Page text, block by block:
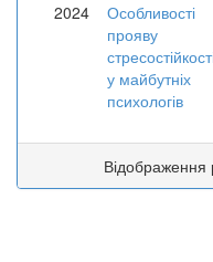
2024
Особливості
прояву
у майбутніх
психологів
Відображення